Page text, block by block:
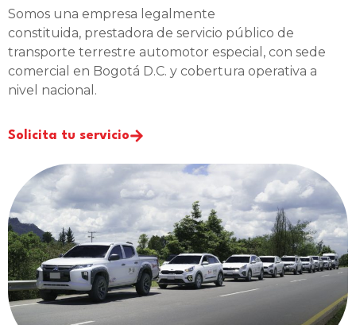
Somos una empresa legalmente
constituida, prestadora de servicio público de
transporte terrestre automotor especial, con sede
comercial en Bogotá D.C. y cobertura operativa a
nivel nacional.
Solicita tu servicio